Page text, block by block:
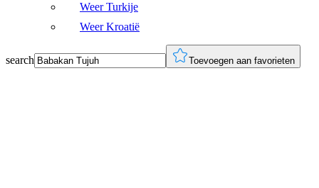
Weer Turkije
Weer Kroatië
search Toevoegen aan favorieten